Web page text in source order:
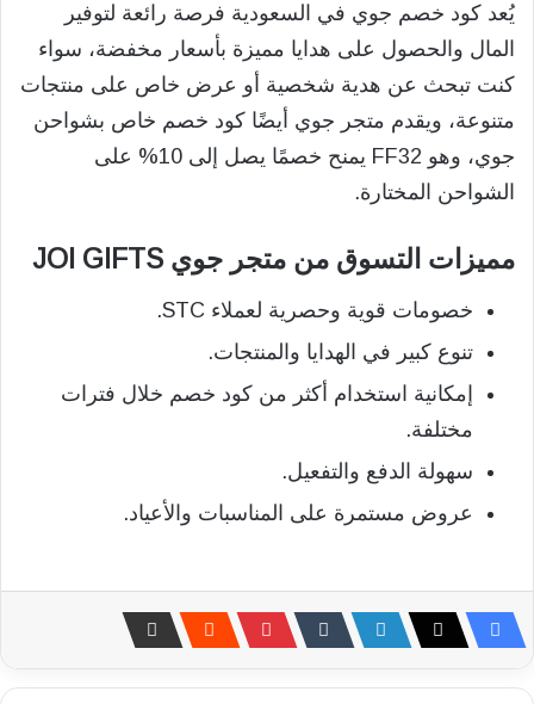
يُعد كود خصم جوي في السعودية فرصة رائعة لتوفير
المال والحصول على هدايا مميزة بأسعار مخفضة، سواء
كنت تبحث عن هدية شخصية أو عرض خاص على منتجات
متنوعة، ويقدم متجر جوي أيضًا كود خصم خاص بشواحن
جوي، وهو FF32 يمنح خصمًا يصل إلى 10% على
الشواحن المختارة.
مميزات التسوق من متجر جوي JOI GIFTS
خصومات قوية وحصرية لعملاء STC.
تنوع كبير في الهدايا والمنتجات.
إمكانية استخدام أكثر من كود خصم خلال فترات
مختلفة.
سهولة الدفع والتفعيل.
عروض مستمرة على المناسبات والأعياد.